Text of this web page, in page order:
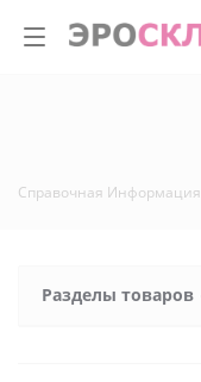
Справочная Информация
Разделы товаров